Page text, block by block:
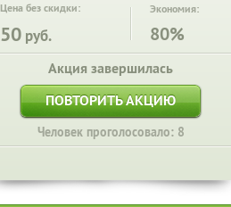
Цена без скидки:
50 руб.
Экономия:
80%
Акция завершилась
ПОВТОРИТЬ АКЦИЮ
Человек проголосовало: 8